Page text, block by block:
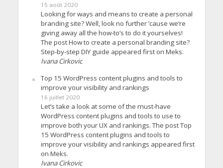
15 août 2020
Looking for ways and means to create a personal
branding site? Well, look no further ’cause we’re
giving away all the how-to’s to do it yourselves!
The post How to create a personal branding site?
Step-by-step DIY guide appeared first on Meks.
Ivana Cirkovic
Top 15 WordPress content plugins and tools to
improve your visibility and rankings
16 juillet 2020
Let’s take a look at some of the must-have
WordPress content plugins and tools to use to
improve both your UX and rankings. The post Top
15 WordPress content plugins and tools to
improve your visibility and rankings appeared first
on Meks.
Ivana Cirkovic